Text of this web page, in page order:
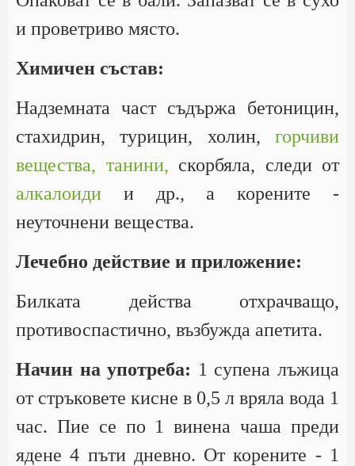
и проветриво място.
Химичен състав:
Надземната част съдържа бетоницин,
стахидрин, турицин, холин, горчиви
вещества, танини, скорбяла, следи от
алкалоиди и др., а корените -
неуточнени вещества.
Лечебно действие и приложение:
Билката действа отхрачващо,
противоспастично, възбужда апетита.
Начин на употреба: 1 супена лъжица
от стръковете кисне в 0,5 л вряла вода 1
час. Пие се по 1 винена чаша преди
ядене 4 пъти дневно. От корените - 1